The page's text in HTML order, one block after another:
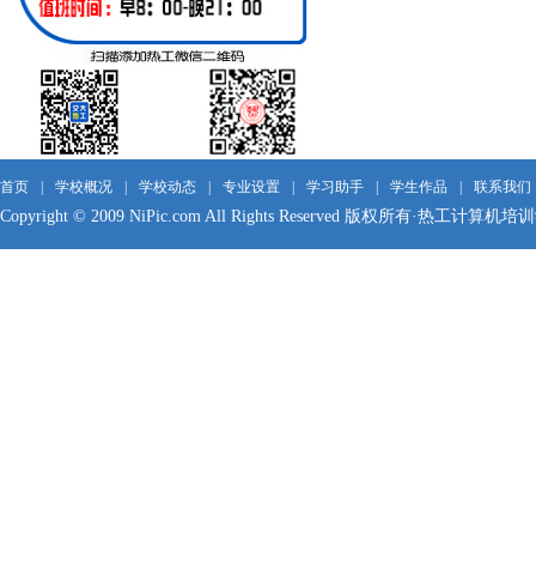
首页 学校概况 学校动态 专业设置 学习助手 学生作品 联系我们
Copyright © 2009 NiPic.com All Rights Reserved 版权所有·热工计算机